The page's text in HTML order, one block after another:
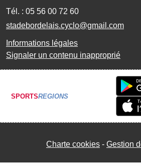
Tél. : 05 56 00 72 60
stadebordelais.cyclo@gmail.com
Informations légales
Signaler un contenu inapproprié
SPORTSREGIONS
Charte cookies Gestion